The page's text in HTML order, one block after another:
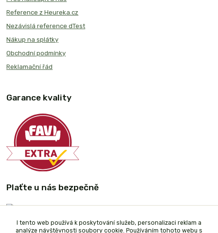
Reference z Heureka.cz
Nezávislá reference dTest
Nákup na splátky
Obchodní podmínky
Reklamační řád
Garance kvality
Plaťte u nás bezpečně
I tento web používá k poskytování služeb, personalizaci reklam a
analýze návštěvnosti soubory cookie. Používáním tohoto webu s